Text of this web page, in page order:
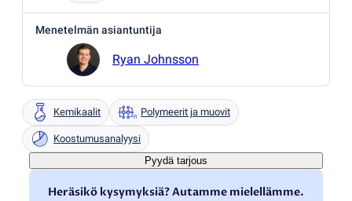
Menetelmän asiantuntija
Ryan Johnsson
Kemikaalit Polymeerit ja muovit
Koostumusanalyysi
Pyydä tarjous
Heräsikö kysymyksiä? Autamme mielellämme.